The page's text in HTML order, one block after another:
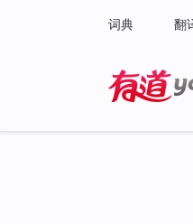
词典 翻